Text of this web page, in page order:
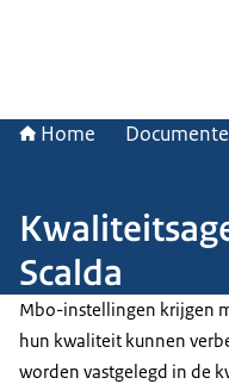
Home
Scalda
Mbo-instellingen krijgen
hun kwaliteit kunnen
worden vastgelegd in de